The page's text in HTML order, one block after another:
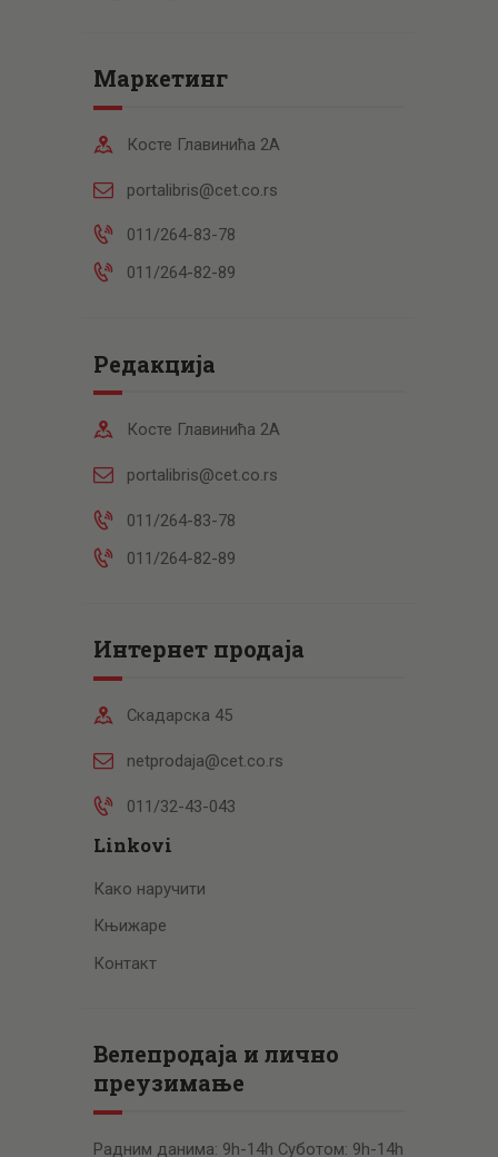
Маркетинг
Косте Главинића 2А
portalibris@cet.co.rs
011/264-83-78
011/264-82-89
Редакција
Косте Главинића 2А
portalibris@cet.co.rs
011/264-83-78
011/264-82-89
Интернет продаја
Скадарска 45
netprodaja@cet.co.rs
011/32-43-043
Linkovi
Како наручити
Књижаре
Контакт
Велепродаја и лично
преузимање
Радним данима: 9h-14h Суботом: 9h-14h